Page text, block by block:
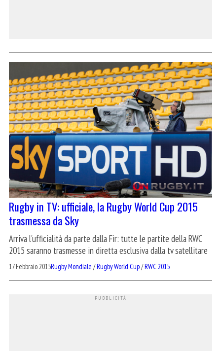
Rugby in TV: ufficiale, la Rugby World Cup 2015
trasmessa da Sky
Arriva l'ufficialità da parte dalla Fir: tutte le partite della RWC
2015 saranno trasmesse in diretta esclusiva dalla tv satellitare
17 Febbraio 2015Rugby Mondiale /Rugby World Cup/RWC 2015